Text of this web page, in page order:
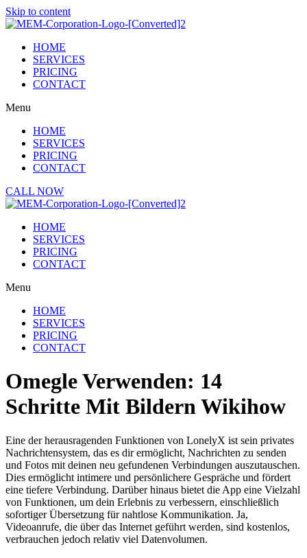
Skip to content
HOME
SERVICES
PRICING
CONTACT
Menu
HOME
SERVICES
PRICING
CONTACT
CALL NOW
HOME
SERVICES
PRICING
CONTACT
Menu
HOME
SERVICES
PRICING
CONTACT
Omegle Verwenden: 14
Schritte Mit Bildern Wikihow
Eine der herausragenden Funktionen von LonelyX ist sein privates
Nachrichtensystem, das es dir ermöglicht, Nachrichten zu senden
und Fotos mit deinen neu gefundenen Verbindungen auszutauschen.
Dies ermöglicht intimere und persönlichere Gespräche und fördert
eine tiefere Verbindung. Darüber hinaus bietet die App eine Vielzahl
von Funktionen, um dein Erlebnis zu verbessern, einschließlich
sofortiger Übersetzung für nahtlose Kommunikation. Ja,
Videoanrufe, die über das Internet geführt werden, sind kostenlos,
verbrauchen jedoch relativ viel Datenvolumen.